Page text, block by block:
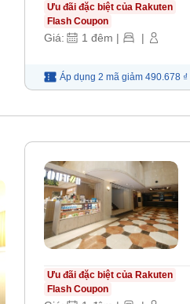
Ưu đãi đặc biệt của Rakuten
Flash Coupon
Giá: 1 đêm | |
Áp dụng 2 mã giảm 490.678 ₫
Ưu đãi đặc biệt của Rakuten
Flash Coupon